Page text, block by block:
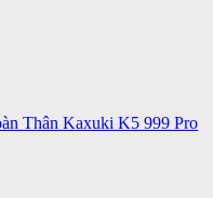
Thân Kaxuki K5 999 Pro